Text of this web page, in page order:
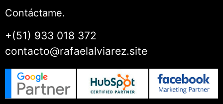
Contáctame.
+(51) 933 018 372
contacto@rafaelalviarez.site